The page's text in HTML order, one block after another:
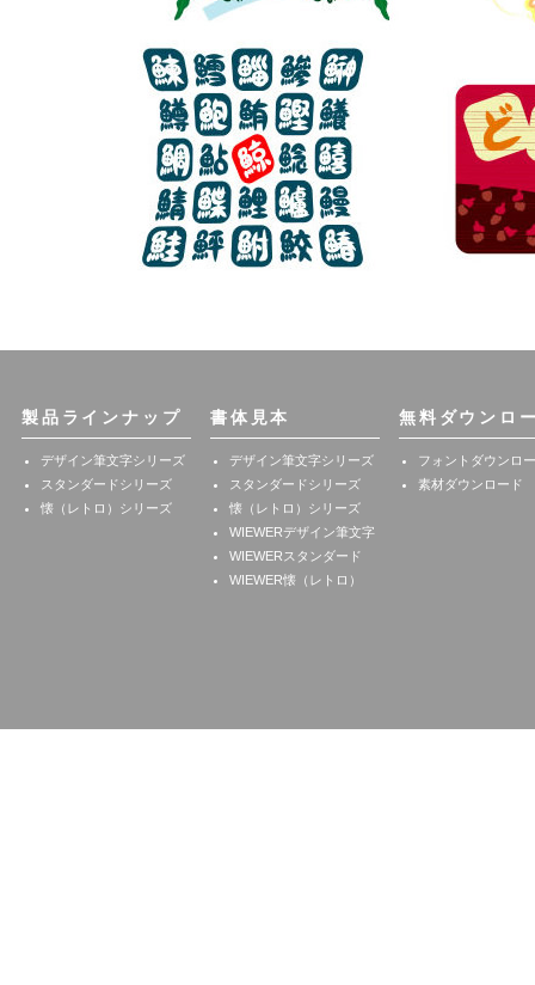
製品ラインナップ
デザイン筆文字シリーズ
スタンダードシリーズ
懐（レトロ）シリーズ
書体見本
デザイン筆文字シリーズ
スタンダードシリーズ
懐（レトロ）シリーズ
WIEWERデザイン筆文字
WIEWERスタンダード
WIEWER懐（レトロ）
無料ダウンロ
フォントダウンロ
素材ダウンロード